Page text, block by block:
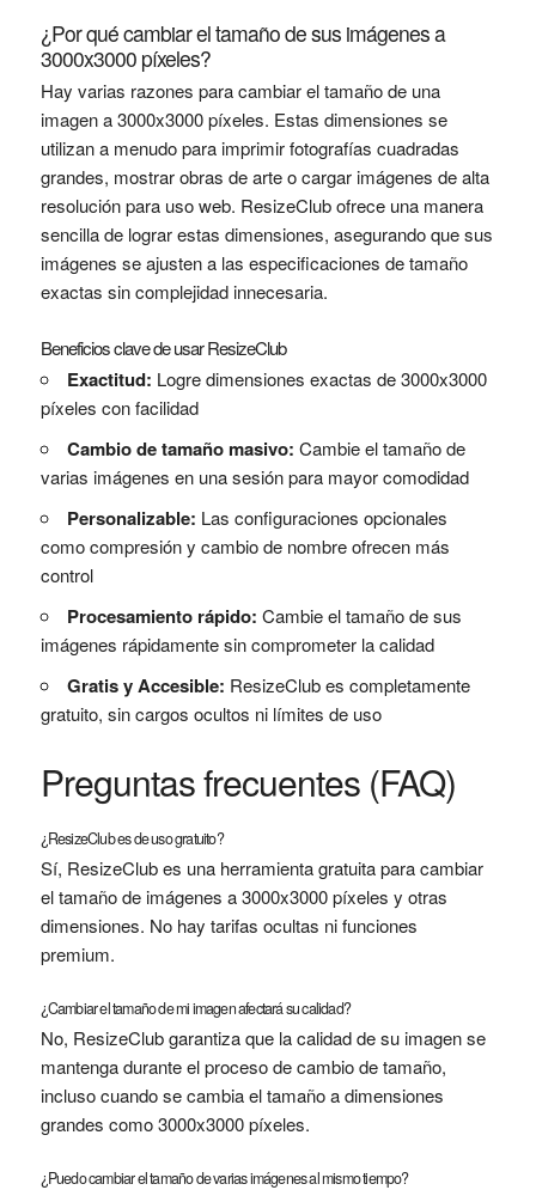
¿Por qué cambiar el tamaño de sus imágenes a
3000x3000 píxeles?
Hay varias razones para cambiar el tamaño de una
imagen a 3000x3000 píxeles. Estas dimensiones se
utilizan a menudo para imprimir fotografías cuadradas
grandes, mostrar obras de arte o cargar imágenes de alta
resolución para uso web. ResizeClub ofrece una manera
sencilla de lograr estas dimensiones, asegurando que sus
imágenes se ajusten a las especificaciones de tamaño
exactas sin complejidad innecesaria.
Beneficios clave de usar ResizeClub
Exactitud: Logre dimensiones exactas de 3000x3000
píxeles con facilidad
Cambio de tamaño masivo: Cambie el tamaño de
varias imágenes en una sesión para mayor comodidad
Personalizable: Las configuraciones opcionales
como compresión y cambio de nombre ofrecen más
control
Procesamiento rápido: Cambie el tamaño de sus
imágenes rápidamente sin comprometer la calidad
Gratis y Accesible: ResizeClub es completamente
gratuito, sin cargos ocultos ni límites de uso
Preguntas frecuentes (FAQ)
¿ResizeClub es de uso gratuito?
Sí, ResizeClub es una herramienta gratuita para cambiar
el tamaño de imágenes a 3000x3000 píxeles y otras
dimensiones. No hay tarifas ocultas ni funciones
premium.
¿Cambiar el tamaño de mi imagen afectará su calidad?
No, ResizeClub garantiza que la calidad de su imagen se
mantenga durante el proceso de cambio de tamaño,
incluso cuando se cambia el tamaño a dimensiones
grandes como 3000x3000 píxeles.
¿Puedo cambiar el tamaño de varias imágenes al mismo tiempo?